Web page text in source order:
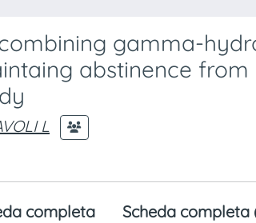
gamma-
abstinence
L
completa Scheda completa